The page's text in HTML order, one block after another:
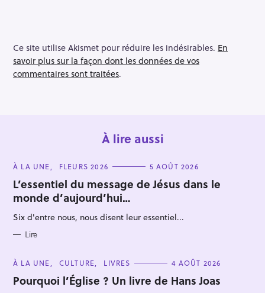
Ce site utilise Akismet pour réduire les indésirables. En
savoir plus sur la façon dont les données de vos
commentaires sont traitées.
À lire aussi
C
T
E
G
O
R
I
S
À LA UNE FLEURS 2026 5 AOÛT 2026
L’essentiel du message de Jésus dans le
monde d’aujourd’hui…
Six d'entre nous, nous disent leur essentiel...
Lire
C
T
E
À LA UNE CULTURE LIVRES 4 AOÛT 2026
Pourquoi l’Église ? Un livre de Hans Joas